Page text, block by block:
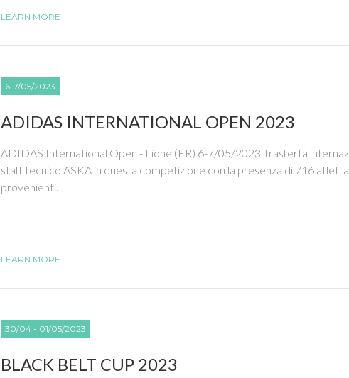
LEARN MORE
6-7/05/2023
ADIDAS INTERNATIONAL OPEN 2023
ADIDAS International Open - Lione (FR) 6-7/05/2023 Trasferta
staff tecnico ASKA in questa competizione con la presenza di 716 atleti
provenienti…
LEARN MORE
30/04 - 01/05/2023
BLACK BELT CUP 2023